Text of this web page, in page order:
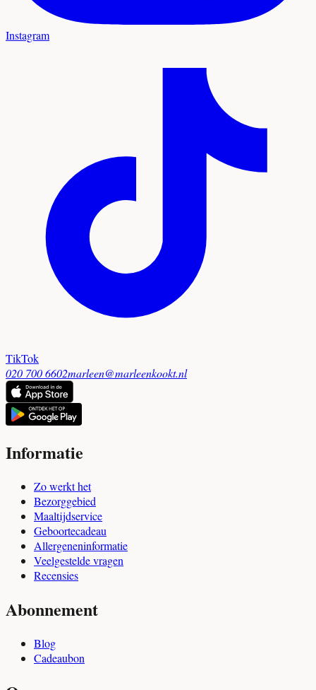
Instagram
TikTok
020 700 6602marleen@marleenkookt.nl
Informatie
Zo werkt het
Bezorggebied
Maaltijdservice
Geboortecadeau
Allergeneninformatie
Veelgestelde vragen
Recensies
Abonnement
Blog
Cadeaubon